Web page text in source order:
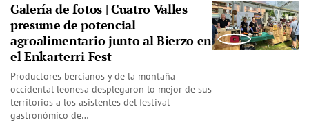
Galería de fotos | Cuatro Valles
presume de potencial
agroalimentario junto al Bierzo en
el Enkarterri Fest
Productores bercianos y de la montaña
occidental leonesa desplegaron lo mejor de sus
territorios a los asistentes del festival
gastronómico de…